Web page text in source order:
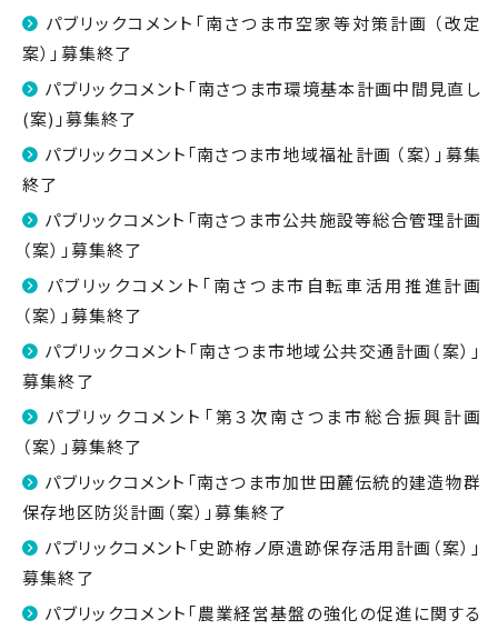
パブリックコメント「南さつま市空家等対策計画 （改定
案）」募集終了
パブリックコメント「南さつま市環境基本計画中間見直し
(案)」募集終了
パブリックコメント「南さつま市地域福祉計画 （案）」募集
終了
パブリックコメント「南さつま市公共施設等総合管理計画
（案）」募集終了
パブリックコメント「南さつま市自転車活用推進計画
（案）」募集終了
パブリックコメント「南さつま市地域公共交通計画（案）」
募集終了
パブリックコメント「第３次南さつま市総合振興計画
（案）」募集終了
パブリックコメント「南さつま市加世田麓伝統的建造物群
保存地区防災計画（案）」募集終了
パブリックコメント「史跡栫ノ原遺跡保存活用計画（案）」
募集終了
パブリックコメント「農業経営基盤の強化の促進に関する